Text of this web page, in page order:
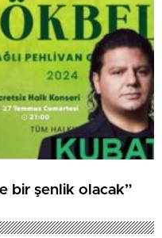
bir şenlik olacak”